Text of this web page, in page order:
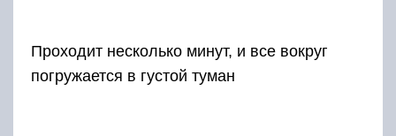
Проходит несколько минут, и все вокруг
погружается в густой туман